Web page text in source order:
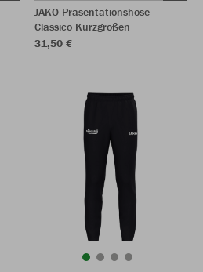
JAKO Präsentationshose
Classico Kurzgrößen
31,50 €